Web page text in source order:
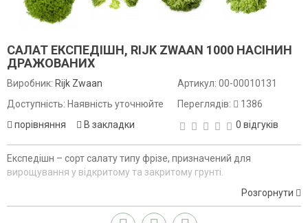
САЛАТ ЕКСПЕДІШН, RIJK ZWAAN 1000 НАСІНИН
ДРАЖОВАНИХ
Виробник: Rijk Zwaan
Доступність: Наявність уточнюйте
порівняння
В закладки
Артикул: 00-00010131
Переглядів:
1386
0 відгуків
Експедішн – сорт салату типу фрізе, призначений для
вирощування у відкритому та закритому грунті.
Розгорнути